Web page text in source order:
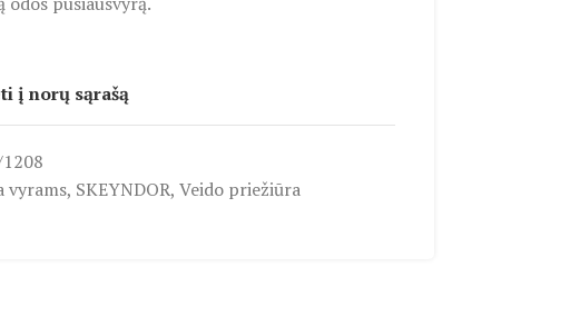
į norų sąrašą
vyrams, SKEYNDOR, Veido priežiūra